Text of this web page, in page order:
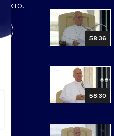
KTO.
58:36
58:30